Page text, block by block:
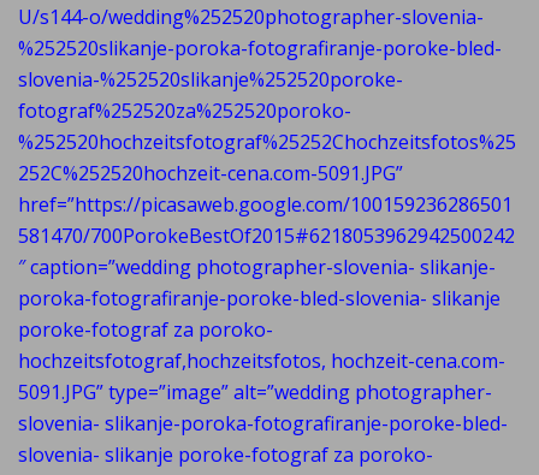
U/s144-o/wedding%252520photographer-slovenia-
%252520slikanje-poroka-fotografiranje-poroke-bled-
slovenia-%252520slikanje%252520poroke-
fotograf%252520za%252520poroko-
%252520hochzeitsfotograf%25252Chochzeitsfotos%25
252C%252520hochzeit-cena.com-5091.JPG”
href=”https://picasaweb.google.com/100159236286501
581470/700PorokeBestOf2015#6218053962942500242
″ caption=”wedding photographer-slovenia- slikanje-
poroka-fotografiranje-poroke-bled-slovenia- slikanje
poroke-fotograf za poroko-
hochzeitsfotograf,hochzeitsfotos, hochzeit-cena.com-
5091.JPG” type=”image” alt=”wedding photographer-
slovenia- slikanje-poroka-fotografiranje-poroke-bled-
slovenia- slikanje poroke-fotograf za poroko-